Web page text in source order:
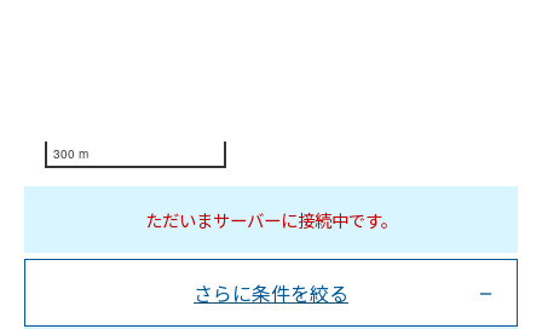
300 m
ただいまサーバーに接続中です。
さらに条件を絞る